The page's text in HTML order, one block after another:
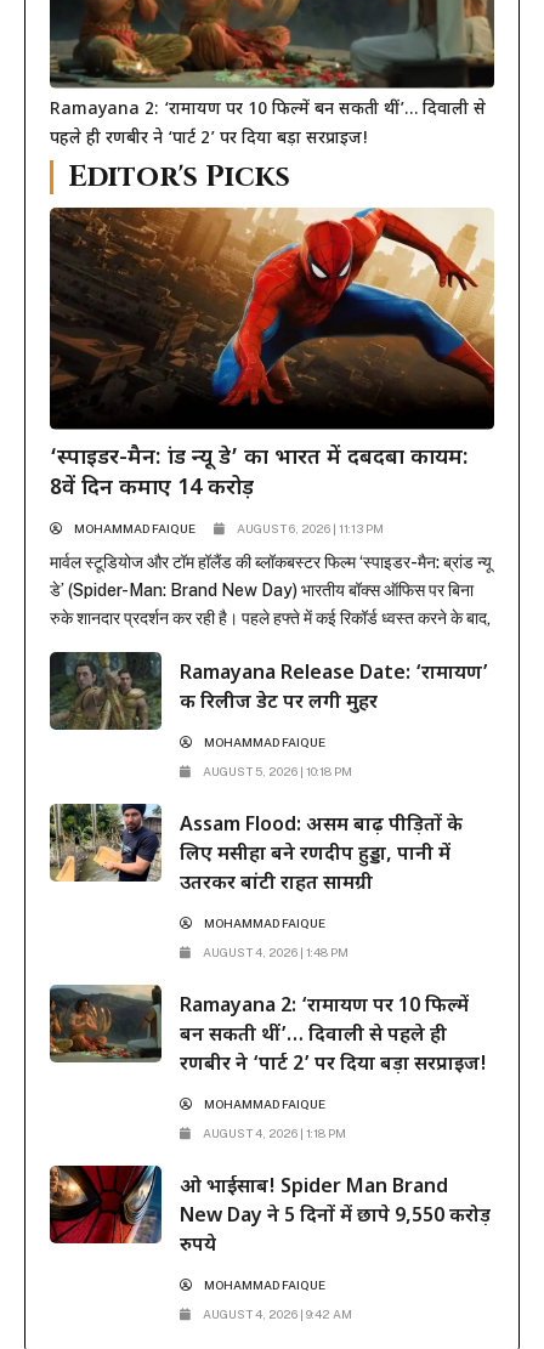
Ramayana 2: ‘रामायण पर 10 फिल्में बन सकती थीं’… दिवाली से
पहले ही रणबीर ने ‘पार्ट 2’ पर दिया बड़ा सरप्राइज!
Editor's Picks
‘स्पाइडर-मैन: ब्रांड न्यू डे’ का भारत में दबदबा कायम:
8वें दिन कमाए 14 करोड़
MOHAMMAD FAIQUE AUGUST 6, 2026 | 11:13 PM
मार्वल स्टूडियोज और टॉम हॉलैंड की ब्लॉकबस्टर फिल्म ‘स्पाइडर-मैन: ब्रांड न्यू
डे’ (Spider-Man: Brand New Day) भारतीय बॉक्स ऑफिस पर बिना
रुके शानदार प्रदर्शन कर रही है। पहले हफ्ते में कई रिकॉर्ड ध्वस्त करने के बाद,
बनाए रखी है। रिलीज के...Ramayana Release Date: ‘रामायण’
की रिलीज डेट पर लगी मुहर
MOHAMMAD FAIQUE
AUGUST 5, 2026 | 10:18 PM
Assam Flood: असम बाढ़ पीड़ितों के
लिए मसीहा बने रणदीप हुड्डा, पानी में
उतरकर बांटी राहत सामग्री
MOHAMMAD FAIQUE
AUGUST 4, 2026 | 1:48 PM
Ramayana 2: ‘रामायण पर 10 फिल्में
बन सकती थीं’… दिवाली से पहले ही
रणबीर ने ‘पार्ट 2’ पर दिया बड़ा सरप्राइज!
MOHAMMAD FAIQUE
AUGUST 4, 2026 | 1:18 PM
ओ भाईसाब! Spider Man Brand
New Day ने 5 दिनों में छापे 9,550 करोड़
रुपये
MOHAMMAD FAIQUE
AUGUST 4, 2026 | 9:42 AM